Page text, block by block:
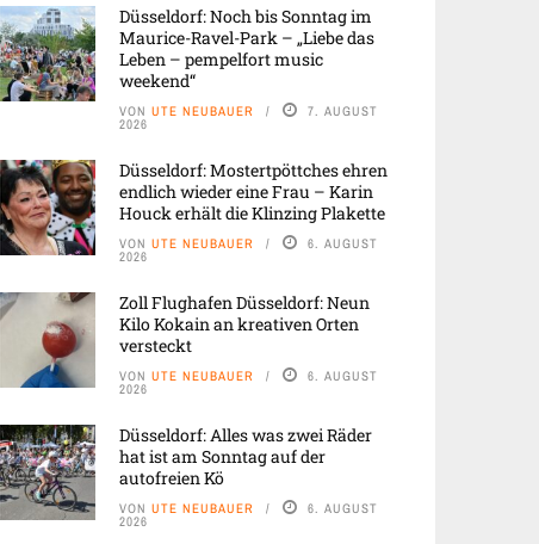
Düsseldorf: Noch bis Sonntag im
Maurice-Ravel-Park – „Liebe das
Leben – pempelfort music
weekend“
VON UTE NEUBAUER 7. AUGUST
2026
Düsseldorf: Mostertpöttches ehren
endlich wieder eine Frau – Karin
Houck erhält die Klinzing Plakette
VON UTE NEUBAUER 6. AUGUST
2026
Zoll Flughafen Düsseldorf: Neun
Kilo Kokain an kreativen Orten
versteckt
VON UTE NEUBAUER 6. AUGUST
2026
Düsseldorf: Alles was zwei Räder
hat ist am Sonntag auf der
autofreien Kö
VON UTE NEUBAUER 6. AUGUST
2026